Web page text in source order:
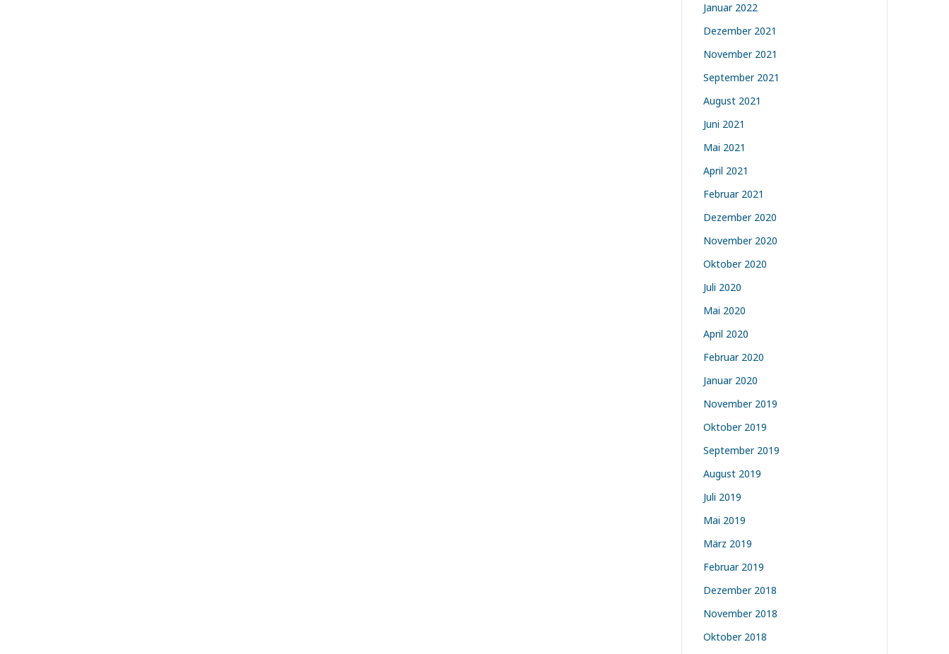
Januar 2022
Dezember 2021
November 2021
September 2021
August 2021
Juni 2021
Mai 2021
April 2021
Februar 2021
Dezember 2020
November 2020
Oktober 2020
Juli 2020
Mai 2020
April 2020
Februar 2020
Januar 2020
November 2019
Oktober 2019
September 2019
August 2019
Juli 2019
Mai 2019
März 2019
Februar 2019
Dezember 2018
November 2018
Oktober 2018